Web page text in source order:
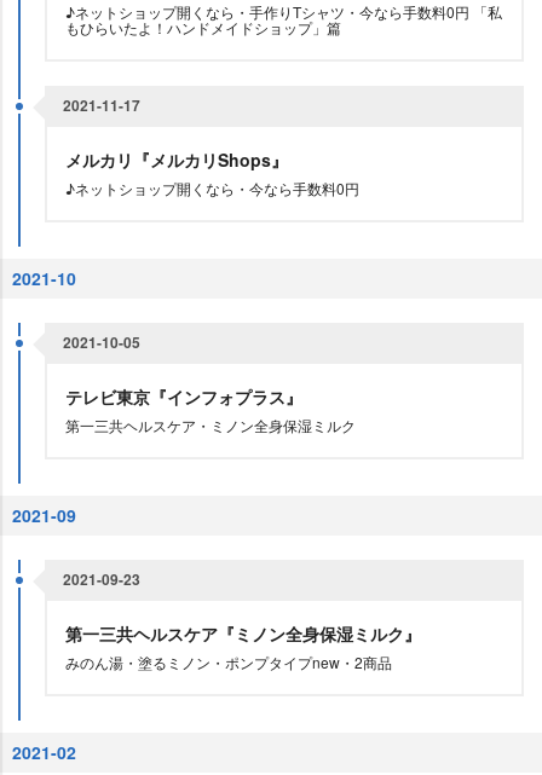
♪ネットショップ開くなら・手作りTシャツ・今なら手数料0円 「私
もひらいたよ！ハンドメイドショップ」篇
2021-11-17
メルカリ『メルカリShops』
♪ネットショップ開くなら・今なら手数料0円
2021-10
2021-10-05
テレビ東京『インフォプラス』
第一三共ヘルスケア・ミノン全身保湿ミルク
2021-09
2021-09-23
第一三共ヘルスケア『ミノン全身保湿ミルク』
みのん湯・塗るミノン・ポンプタイプnew・2商品
2021-02